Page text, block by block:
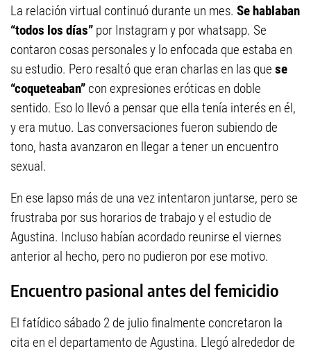
La relación virtual continuó durante un mes. Se hablaban
“todos los días” por Instagram y por whatsapp. Se
contaron cosas personales y lo enfocada que estaba en
su estudio. Pero resaltó que eran charlas en las que se
“coqueteaban” con expresiones eróticas en doble
sentido. Eso lo llevó a pensar que ella tenía interés en él,
y era mutuo. Las conversaciones fueron subiendo de
tono, hasta avanzaron en llegar a tener un encuentro
sexual.
En ese lapso más de una vez intentaron juntarse, pero se
frustraba por sus horarios de trabajo y el estudio de
Agustina. Incluso habían acordado reunirse el viernes
anterior al hecho, pero no pudieron por ese motivo.
Encuentro pasional antes del femicidio
El fatídico sábado 2 de julio finalmente concretaron la
cita en el departamento de Agustina. Llegó alrededor de